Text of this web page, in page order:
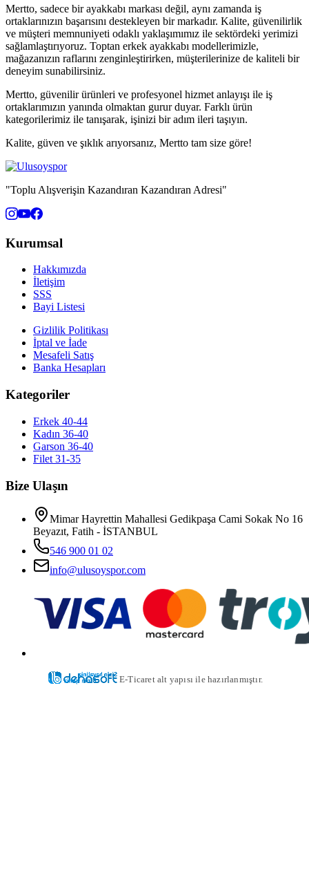
Mertto, sadece bir ayakkabı markası değil, aynı zamanda iş
ortaklarınızın başarısını destekleyen bir markadır. Kalite, güvenilirlik
ve müşteri memnuniyeti odaklı yaklaşımımız ile sektördeki yerimizi
sağlamlaştırıyoruz. Toptan erkek ayakkabı modellerimizle,
mağazanızın raflarını zenginleştirirken, müşterilerinize de kaliteli bir
deneyim sunabilirsiniz.
Mertto, güvenilir ürünleri ve profesyonel hizmet anlayışı ile iş
ortaklarımızın yanında olmaktan gurur duyar. Farklı ürün
kategorilerimiz ile tanışarak, işinizi bir adım ileri taşıyın.
Kalite, güven ve şıklık arıyorsanız, Mertto tam size göre!
"Toplu Alışverişin Kazandıran Kazandıran Adresi"
Kurumsal
Hakkımızda
İletişim
SSS
Bayi Listesi
Gizlilik Politikası
İptal ve İade
Mesafeli Satış
Banka Hesapları
Kategoriler
Erkek 40-44
Kadın 36-40
Garson 36-40
Filet 31-35
Bize Ulaşın
Mimar Hayrettin Mahallesi Gedikpaşa Cami Sokak No 16
Beyazıt, Fatih - İSTANBUL
546 900 01 02
info@ulusoyspor.com
E-Ticaret alt yapısı ile hazırlanmıştır.